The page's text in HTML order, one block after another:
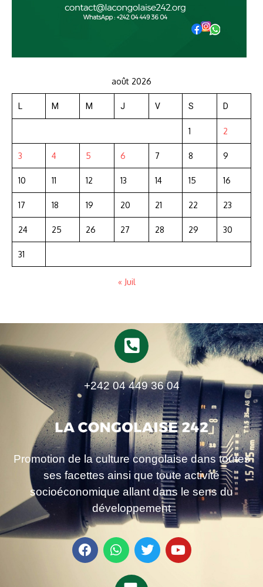
août 2026
L M M J V S D
1 2
3 4 5 6 7 8 9
10 11 12 13 14 15 16
17 18 19 20 21 22 23
24 25 26 27 28 29 30
31
« Juil
+242 04 449 36 04
Promotion de la culture congolaise dans toutes
ses facettes ainsi que toute activité
socioéconomique allant dans le sens du
développement